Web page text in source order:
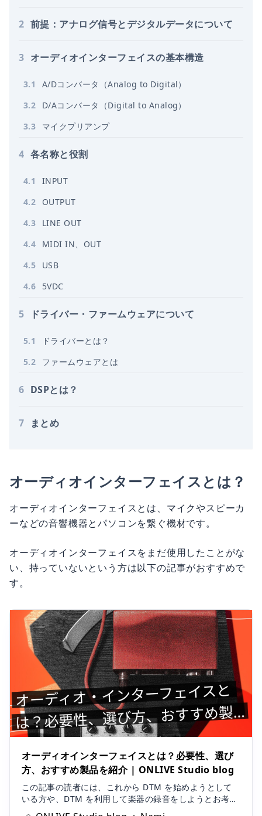
2 前提：アナログ信号とデジタルデータについて
3 オーディオインターフェイスの基本構造
3.1
A/Dコンバータ（Analog to Digital）
3.2
D/Aコンバータ（Digital to Analog）
3.3 マイクプリアンプ
4 各名称と役割
4.1
INPUT
4.2
OUTPUT
4.3
LINE OUT
4.4
MIDI IN、OUT
4.5
USB
4.6 5VDC
5 ドライバー・ファームウェアについて
5.1
ドライバーとは？
5.2 ファームウェアとは
6 DSPとは？
7 まとめ
オーディオインターフェイスとは？
オーディオインターフェイスとは、マイクやスピーカ
ーなどの音響機器とパソコンを繋ぐ機材です。
オーディオインターフェイスをまだ使用したことがな
い、持っていないという方は以下の記事がおすすめで
す。
オーディオインターフェイスとは？必要性、選び
方、おすすめ製品を紹介 | ONLIVE Studio blog
この記事の読者には、これから DTM を始めようとして
いる方や、DTM を利用して楽器の録音をしようとお考え
の方も多いのではないでしょうか。スピーカーを使用し